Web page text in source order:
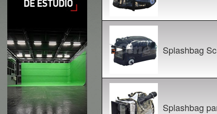
Splashbag
Splashbag